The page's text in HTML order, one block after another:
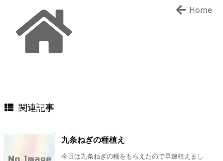
Home
関連記事
九条ねぎの種植え
今日は九条ねぎの種をもらえたので早速植えまし